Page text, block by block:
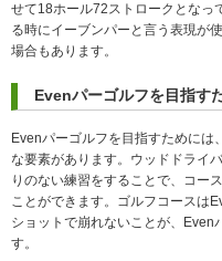
せて18ホール72ストロークとなっ
る時にイーブンパーと言う表現が
場合もあります。
Evenパーゴルフを目指す
Evenパーゴルフを目指すためには
な要素があります。ウッドドライ
りのない練習をすることで、コー
ことができます。ゴルフコースは
ショットで崩れないことが、Even
す。